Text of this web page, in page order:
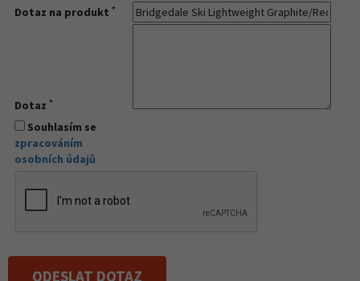
Dotaz na produkt *
Dotaz *
Souhlasím se
zpracováním
osobních údajů
ODESLAT DOTAZ